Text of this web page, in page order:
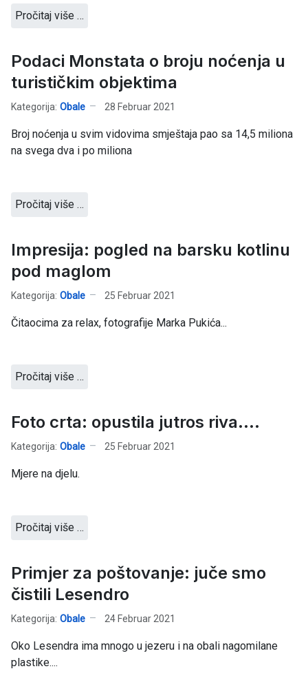
Pročitaj više …
Podaci Monstata o broju noćenja u
turističkim objektima
Kategorija: Obale 28 Februar 2021
Broj noćenja u svim vidovima smještaja pao sa 14,5 miliona
na svega dva i po miliona
Pročitaj više …
Impresija: pogled na barsku kotlinu
pod maglom
Kategorija: Obale 25 Februar 2021
Čitaocima za relax, fotografije Marka Pukića...
Pročitaj više …
Foto crta: opustila jutros riva....
Kategorija: Obale 25 Februar 2021
Mjere na djelu.
Pročitaj više …
Primjer za poštovanje: juče smo
čistili Lesendro
Kategorija: Obale 24 Februar 2021
Oko Lesendra ima mnogo u jezeru i na obali nagomilane
plastike....